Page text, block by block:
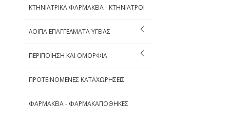
ΚΤΗΝΙΑΤΡΙΚΑ ΦΑΡΜΑΚΕΙΑ - ΚΤΗΝΙΑΤΡΟΙ
ΛΟΙΠΑ ΕΠΑΓΓΕΛΜΑΤΑ ΥΓΕΙΑΣ
ΠΕΡΙΠΟΙΗΣΗ ΚΑΙ ΟΜΟΡΦΙΑ
ΠΡΟΤΕΙΝΟΜΕΝΕΣ ΚΑΤΑΧΩΡΗΣΕΙΣ
ΦΑΡΜΑΚΕΙΑ - ΦΑΡΜΑΚΑΠΟΘΗΚΕΣ